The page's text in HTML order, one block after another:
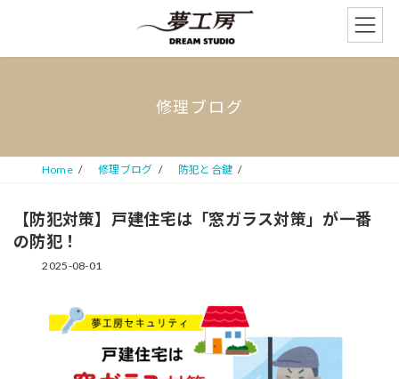
ン
ー
修理ブログ
Home 修理ブログ 防犯と合鍵
【防犯対策】戸建住宅は「窓ガラス対策」が一番
の防犯！
2025-08-01